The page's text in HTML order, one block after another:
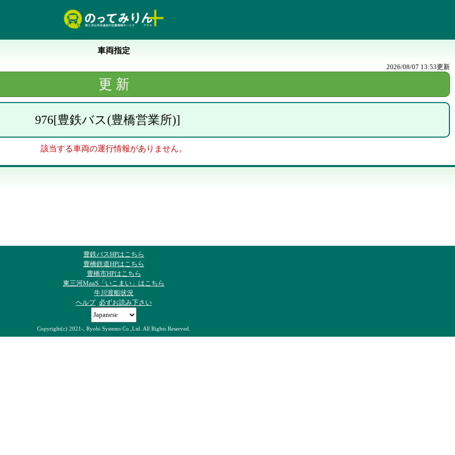
車両指定
2026/08/07 13:53更新
976[豊鉄バス(豊橋営業所)]
該当する車両の運行情報がありません。
豊鉄バスHPはこちら
豊橋鉄道HPはこちら
豊橋市HPはこちら
東三河MaaS「いこまい」はこちら
牛川渡船状況
ヘルプ 必ずお読み下さい
Copyright(c) 2021-, Ryobi Systems Co.,Ltd. All Rights Reserved.